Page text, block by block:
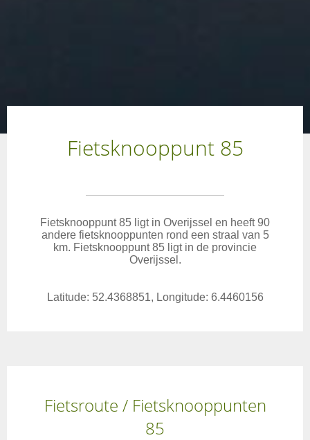
Fietsknooppunt 85
Fietsknooppunt 85 ligt in Overijssel en heeft 90
andere fietsknooppunten rond een straal van 5
km. Fietsknooppunt 85 ligt in de provincie
Overijssel.
Latitude: 52.4368851, Longitude: 6.4460156
Fietsroute / Fietsknooppunten
85